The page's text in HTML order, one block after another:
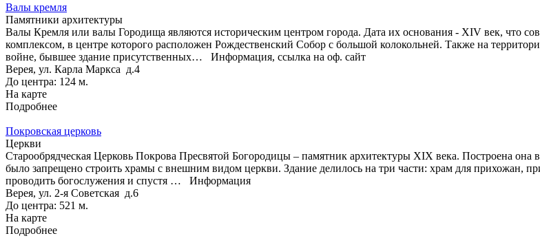
Валы кремля
Памятники архитектуры
Валы Кремля или валы Городища являются историческим центром города. Дата их основания - XIV век, что
комплексом, в центре которого расположен Рождественский Собор с большой колокольней. Также на
войне, бывшее здание присутственных… Информация, ссылка на оф. сайт
Верея, ул. Карла Маркса д.4
До центра: 124 м.
На карте
Подробнее
Покровская церковь
Церкви
Старообрядческая Церковь Покрова Пресвятой Богородицы – памятник архитектуры XIX века. Построена
было запрещено строить храмы с внешним видом церкви. Здание делилось на три части: храм для прихожан,
проводить богослужения и спустя … Информация
Верея, ул. 2-я Советская д.6
До центра: 521 м.
На карте
Подробнее